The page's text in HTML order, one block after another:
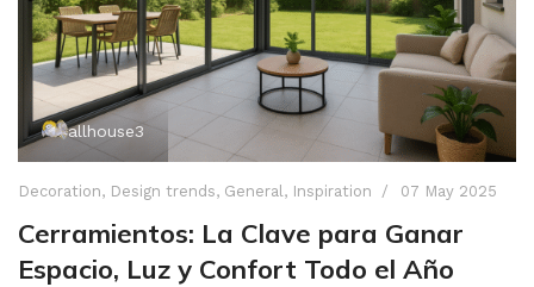
allhouse3
Decoration, Design trends, General , Inspiration 07 May 2025
Cerramientos: La Clave para Ganar
Espacio, Luz y Confort Todo el Año